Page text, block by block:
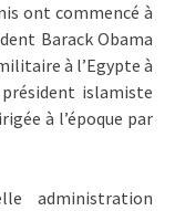
ont commencé à
Barack Obama
à l’Egypte à
islamiste
à l’époque par
administration